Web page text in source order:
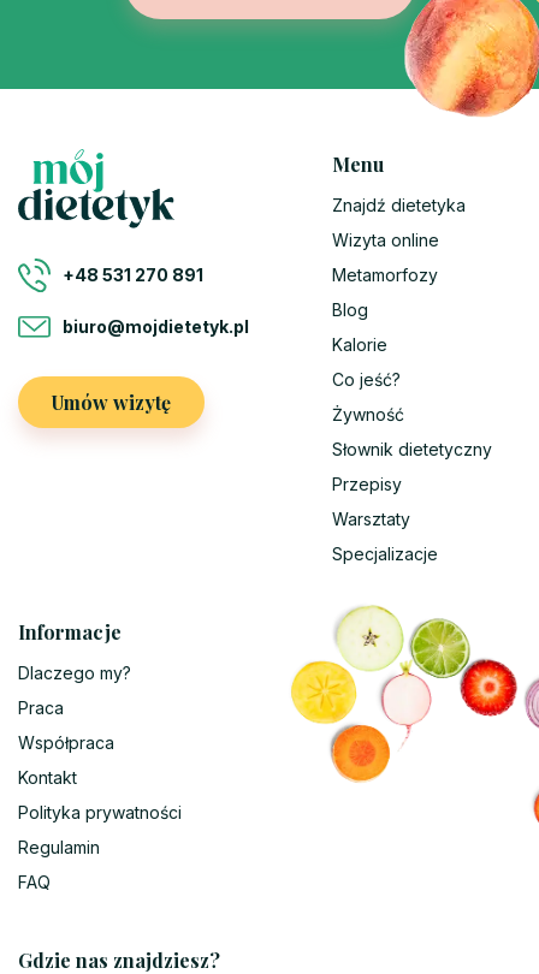
+48 531 270 891
biuro@mojdietetyk.pl
Umów wizytę
Menu
Znajdź dietetyka
Wizyta online
Metamorfozy
Blog
Kalorie
Co jeść?
Żywność
Słownik dietetyczny
Przepisy
Warsztaty
Specjalizacje
Informacje
Dlaczego my?
Praca
Współpraca
Kontakt
Polityka prywatności
Regulamin
FAQ
Gdzie nas znajdziesz?